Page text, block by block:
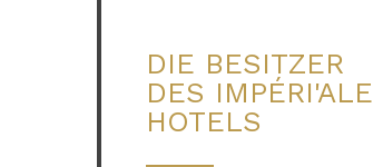
DIE BESITZER
DES IMPÉRI'ALE
HOTELS